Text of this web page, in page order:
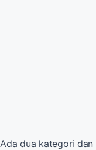
Ada dua kategori